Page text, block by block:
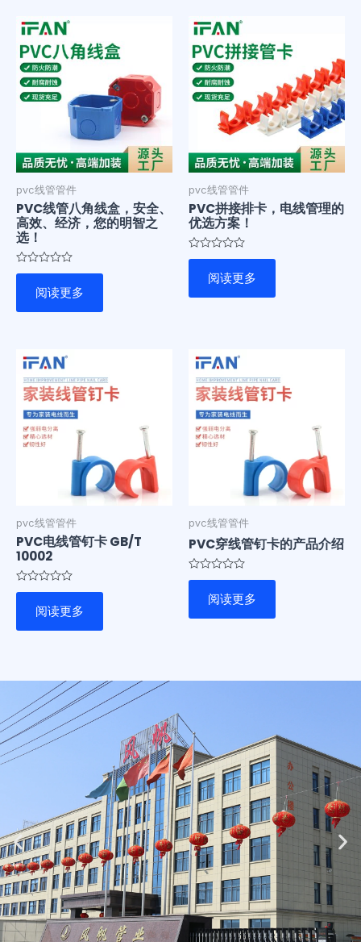
pvc线管管件
PVC线管八角线盒，安全、
高效、经济，您的明智之
选！
评
5
阅读更多
pvc线管管件
PVC拼接排卡，电线管理的
优选方案！
评
5
阅读更多
pvc线管管件
PVC电线管钉卡 GB/T
10002
评
5
阅读更多
pvc线管管件
PVC穿线管钉卡的产品介绍
评
5
阅读更多
Previous
slide